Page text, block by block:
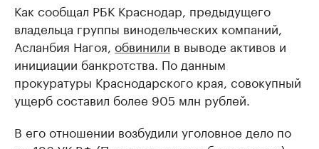
Как сообщал РБК Краснодар, предыдущего
владельца группы винодельческих компаний,
Асланбия Нагоя, обвинили в выводе активов и
инициации банкротства. По данным
прокуратуры Краснодарского края, совокупный
ущерб составил более 905 млн рублей.
В его отношении возбудили уголовное дело по